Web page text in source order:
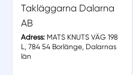
Takläggarna Dalarna
AB
Adress:MATS KNUTS VÄG 198
L, 784 54 Borlänge, Dalarnas
län